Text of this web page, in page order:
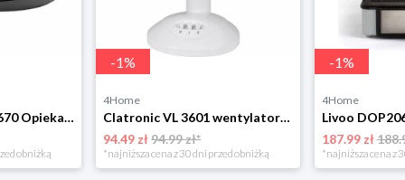
Clatronic ST/WA 3670 Opiekacz do kanapek
obniżką
-1%
4Home
Clatronic VL 3601 wentylator stołowy 23 cm, biały
94.49 zł94.99 zł*
*najniższa cena z 30 dni przed obniżką
-1%
4Home
Livoo
187.99 zł
*najniższa cena z